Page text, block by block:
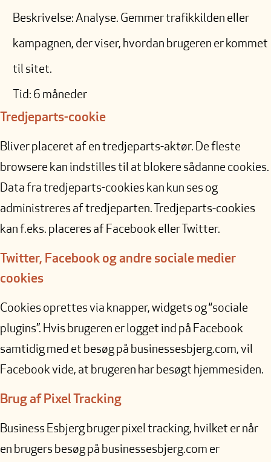
Beskrivelse: Analyse. Gemmer trafikkilden eller
kampagnen, der viser, hvordan brugeren er kommet
til sitet.
Tid: 6 måneder
Tredjeparts-cookie
Bliver placeret af en tredjeparts-aktør. De fleste
browsere kan indstilles til at blokere sådanne cookies.
Data fra tredjeparts-cookies kan kun ses og
administreres af tredjeparten. Tredjeparts-cookies
kan f.eks. placeres af Facebook eller Twitter.
Twitter, Facebook og andre sociale medier
cookies
Cookies oprettes via knapper, widgets og “sociale
plugins”. Hvis brugeren er logget ind på Facebook
samtidig med et besøg på businessesbjerg.com, vil
Facebook vide, at brugeren har besøgt hjemmesiden.
Brug af Pixel Tracking
Business Esbjerg bruger pixel tracking, hvilket er når
en brugers besøg på businessesbjerg.com er